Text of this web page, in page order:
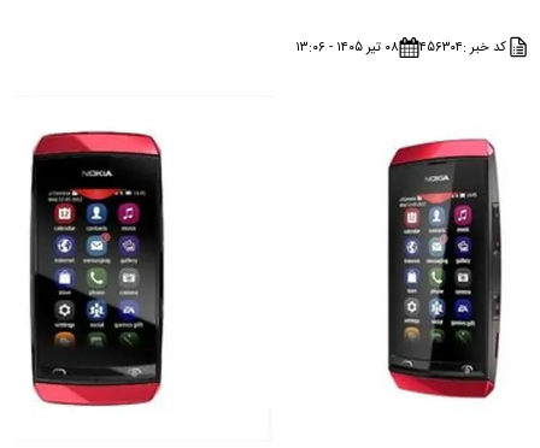
کد خبر :۴۵۶۳۰۴ ۰۸ تیر ۱۴۰۵ - ۱۳:۰۶